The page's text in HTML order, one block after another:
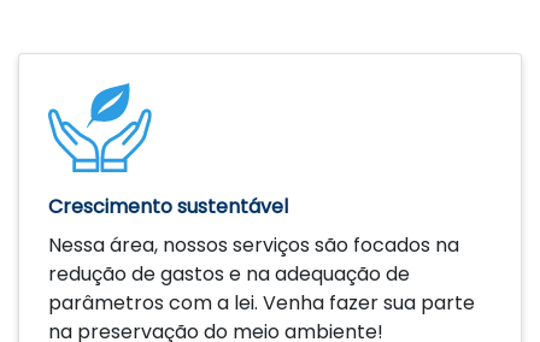
Crescimento sustentável
Nessa área, nossos serviços são focados na
redução de gastos e na adequação de
parâmetros com a lei. Venha fazer sua parte
na preservação do meio ambiente!